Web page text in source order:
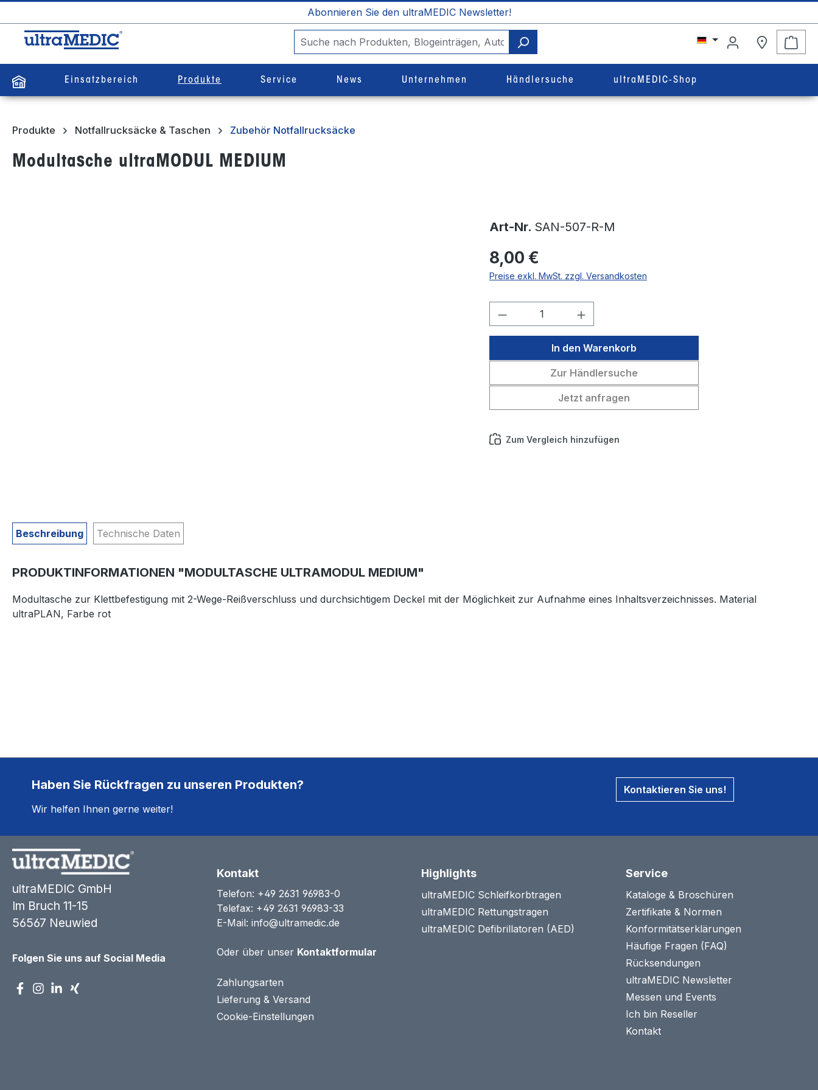
Abonnieren Sie den ultraMEDIC Newsletter!
Einsatzbereich Produkte Service News Unternehmen Händlersuche ultraMEDIC-Shop
Produkte Notfallrucksäcke & Taschen Zubehör Notfallrucksäcke
Modultasche ultraMODUL MEDIUM
Art-Nr. SAN-507-R-M
8,00 €
Preise exkl. MwSt. zzgl. Versandkosten
Produkt Anzahl: Gib den gewünschten Wert
In den Warenkorb
Zur Händlersuche
Jetzt anfragen
Zum Vergleich hinzufügen
Beschreibung Technische Daten
PRODUKTINFORMATIONEN "MODULTASCHE ULTRAMODUL MEDIUM"
Modultasche zur Klettbefestigung mit 2-Wege-Reißverschluss und durchsichtigem Deckel mit der Möglichkeit zur Aufnahme eines Inhaltsverzeichnisses. Material
ultraPLAN, Farbe rot
Haben Sie Rückfragen zu unseren Produkten?
Wir helfen Ihnen gerne weiter!
Kontaktieren Sie uns!
ultraMEDIC GmbH
Im Bruch 11-15
56567 Neuwied
Folgen Sie uns auf Social Media
Kontakt
Telefon: +49 2631 96983-0
Telefax: +49 2631 96983-33
E-Mail: info@ultramedic.de
Oder über unser Kontaktformular
Zahlungsarten
Lieferung & Versand
Cookie-Einstellungen
Highlights
ultraMEDIC Schleifkorbtragen
ultraMEDIC Rettungstragen
ultraMEDIC Defibrillatoren (AED)
Service
Kataloge & Broschüren
Zertifikate & Normen
Konformitätserklärungen
Häufige Fragen (FAQ)
Rücksendungen
ultraMEDIC Newsletter
Messen und Events
Ich bin Reseller
Kontakt